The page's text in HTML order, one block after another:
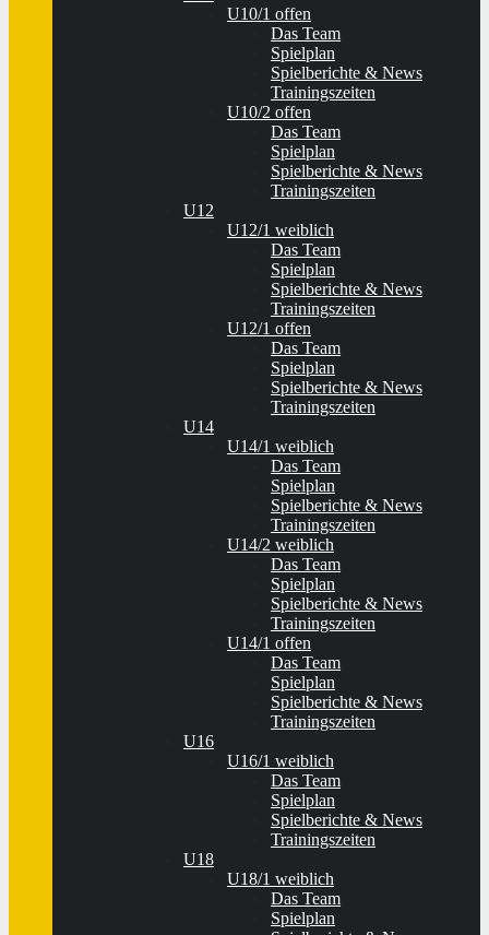
U10/1 offen
Das Team
Spielplan
Spielberichte & News
Trainingszeiten
U10/2 offen
Das Team
Spielplan
Spielberichte & News
Trainingszeiten
U12
U12/1 weiblich
Das Team
Spielplan
Spielberichte & News
Trainingszeiten
U12/1 offen
Das Team
Spielplan
Spielberichte & News
Trainingszeiten
U14
U14/1 weiblich
Das Team
Spielplan
Spielberichte & News
Trainingszeiten
U14/2 weiblich
Das Team
Spielplan
Spielberichte & News
Trainingszeiten
U14/1 offen
Das Team
Spielplan
Spielberichte & News
Trainingszeiten
U16
U16/1 weiblich
Das Team
Spielplan
Spielberichte & News
Trainingszeiten
U18
U18/1 weiblich
Das Team
Spielplan